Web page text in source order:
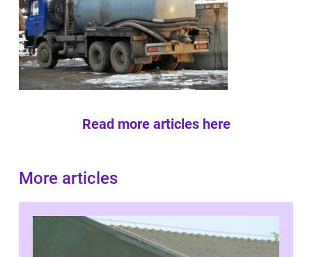
Read more articles here
More articles